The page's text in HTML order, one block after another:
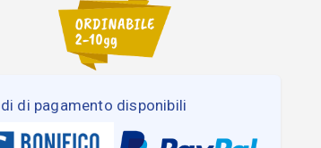
di pagamento disponibili